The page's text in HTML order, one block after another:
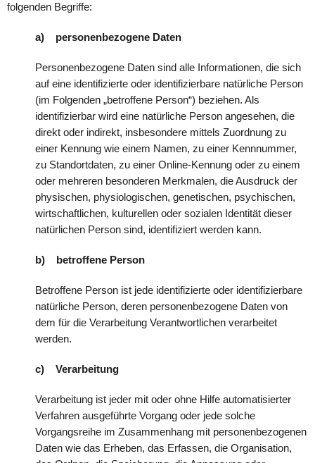
folgenden Begriffe:
a) personenbezogene Daten
Personenbezogene Daten sind alle Informationen, die sich
auf eine identifizierte oder identifizierbare natürliche Person
(im Folgenden „betroffene Person“) beziehen. Als
identifizierbar wird eine natürliche Person angesehen, die
direkt oder indirekt, insbesondere mittels Zuordnung zu
einer Kennung wie einem Namen, zu einer Kennnummer,
zu Standortdaten, zu einer Online-Kennung oder zu einem
oder mehreren besonderen Merkmalen, die Ausdruck der
physischen, physiologischen, genetischen, psychischen,
wirtschaftlichen, kulturellen oder sozialen Identität dieser
natürlichen Person sind, identifiziert werden kann.
b) betroffene Person
Betroffene Person ist jede identifizierte oder identifizierbare
natürliche Person, deren personenbezogene Daten von
dem für die Verarbeitung Verantwortlichen verarbeitet
werden.
c) Verarbeitung
Verarbeitung ist jeder mit oder ohne Hilfe automatisierter
Verfahren ausgeführte Vorgang oder jede solche
Vorgangsreihe im Zusammenhang mit personenbezogenen
Daten wie das Erheben, das Erfassen, die Organisation,